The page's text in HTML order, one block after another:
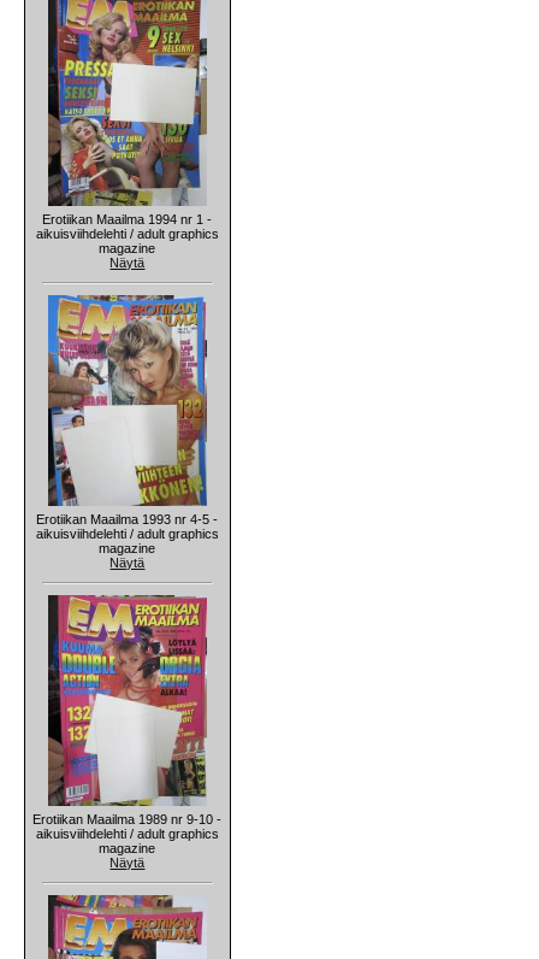
Erotiikan Maailma 1994 nr 1 -
aikuisviihdelehti / adult graphics
magazine
Näytä
Erotiikan Maailma 1993 nr 4-5 -
aikuisviihdelehti / adult graphics
magazine
Näytä
Erotiikan Maailma 1989 nr 9-10 -
aikuisviihdelehti / adult graphics
magazine
Näytä